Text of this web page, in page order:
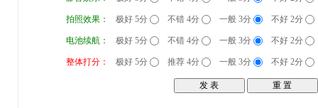
拍照效果： 极好 5分 不错 4分 一般 3分 不好 2分
电池续航： 极好 5分 不错 4分 一般 3分 不好 2分
整体打分： 极好 5分 推荐 4分 一般 3分 不好 2分